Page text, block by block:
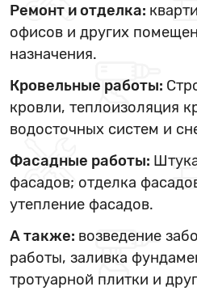
Ремонт и отделка:
офисов и других
назначения.
Кровельные работы:
кровли, теплоизоляция
водосточных систем и
Фасадные работы:
фасадов; отделка
утепление фасадов.
А также: возведение
работы, заливка
тротуарной плитки и